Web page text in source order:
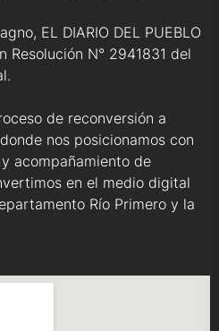
EL DIARIO DEL PUEBLO
Resolución N° 2941831 del
de reconversión a
nos posicionamos con
acompañamiento de
en el medio digital
Río Primero y la